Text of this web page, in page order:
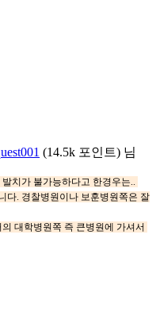
(14.5k 포인트) 님
치가 불가능하다고 한경우는..
다. 경찰병원이나 보훈병원쪽은 잘
대학병원쪽 즉 큰병원에 가셔서